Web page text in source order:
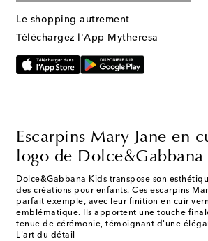
Le shopping autrement
Téléchargez l'App Mytheresa
Escarpins Mary Jane en
logo de Dolce&Gabbana
Dolce&Gabbana Kids transpose son
des créations pour enfants. Ces escarpins
parfait exemple, avec leur finition en cuir
emblématique. Ils apportent une touche
tenue de cérémonie, témoignant d'une
L'art du détail